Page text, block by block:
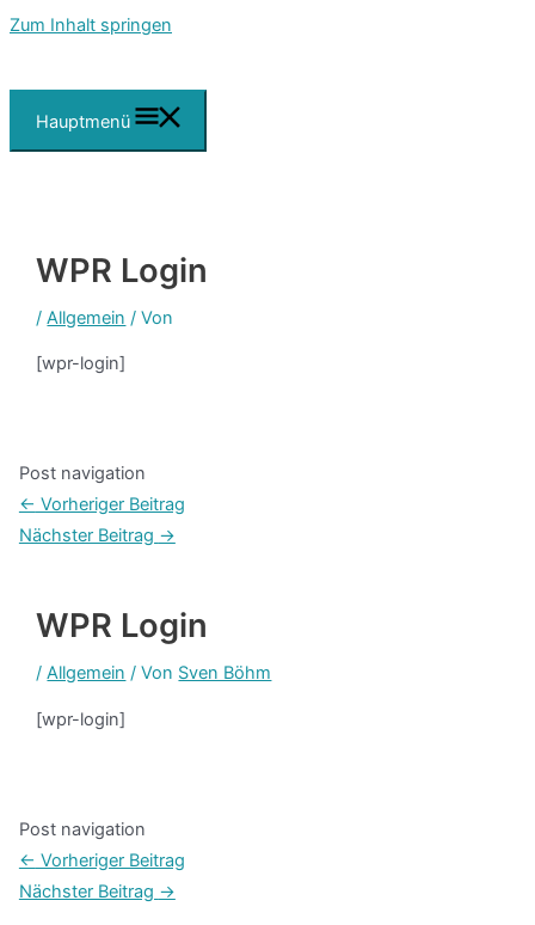
Zum Inhalt springen
Hauptmenü
WPR Login
/Allgemein / Von
[wpr-login]
Post navigation
← Vorheriger Beitrag
Nächster Beitrag →
WPR Login
/Allgemein / Von Sven Böhm
[wpr-login]
Post navigation
← Vorheriger Beitrag
Nächster Beitrag →